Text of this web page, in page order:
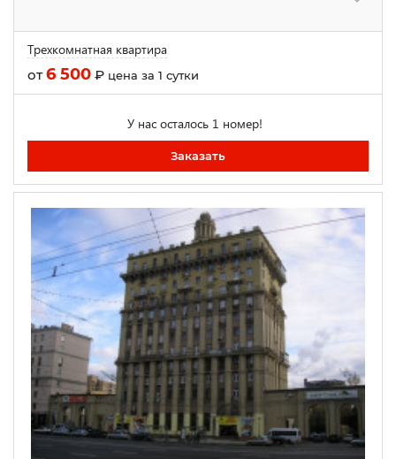
Трехкомнатная квартира
от6 500 ₽ цена за 1 сутки
У нас осталось 1 номер!
Заказать